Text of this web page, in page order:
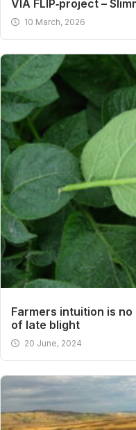
VIA FLIP‑project –
10 March, 2026
Farmers intuition is
of late blight
20 June, 2024